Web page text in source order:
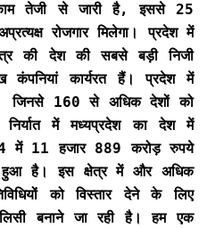
काम तेजी से जारी है, इससे 25
रोजगार मिलेगा। प्रदेश में
की देश की सबसे बड़ी निजी
कंपनियां कार्यरत हैं। प्रदेश में
जिनसे 160 से अधिक देशों को
निर्यात में मध्यप्रदेश का देश में
में 11 हजार 889 करोड़ रुपये
हुआ है। इस क्षेत्र में और अधिक
को विस्तार देने के लिए
बनाने जा रही है। हम एक